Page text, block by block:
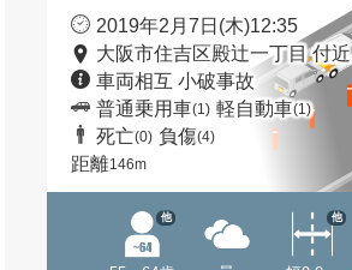
2019年2月7日(木)12:35
大阪市住吉区殿辻一丁目 付近
車両相互 小破事故
普通乗用車(1) 軽自動車(1)
死亡(0) 負傷(4)
距離146m
他 他